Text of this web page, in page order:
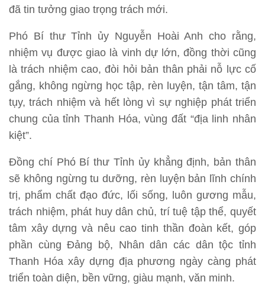
đã tin tưởng giao trọng trách mới.
Phó Bí thư Tỉnh ủy Nguyễn Hoài Anh cho rằng,
nhiệm vụ được giao là vinh dự lớn, đồng thời cũng
là trách nhiệm cao, đòi hỏi bản thân phải nỗ lực cố
gắng, không ngừng học tập, rèn luyện, tận tâm, tận
tụy, trách nhiệm và hết lòng vì sự nghiệp phát triển
chung của tỉnh Thanh Hóa, vùng đất “địa linh nhân
kiệt”.
Đồng chí Phó Bí thư Tỉnh ủy khẳng định, bản thân
sẽ không ngừng tu dưỡng, rèn luyện bản lĩnh chính
trị, phẩm chất đạo đức, lối sống, luôn gương mẫu,
trách nhiệm, phát huy dân chủ, trí tuệ tập thể, quyết
tâm xây dựng và nêu cao tinh thần đoàn kết, góp
phần cùng Đảng bộ, Nhân dân các dân tộc tỉnh
Thanh Hóa xây dựng địa phương ngày càng phát
triển toàn diện, bền vững, giàu mạnh, văn minh.